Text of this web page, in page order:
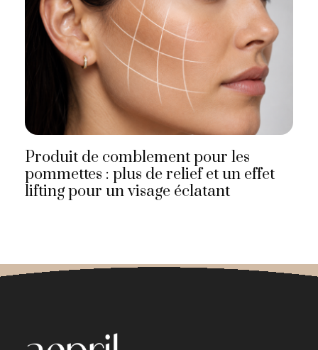
Produit de comblement pour les
pommettes : plus de relief et un effet
lifting pour un visage éclatant